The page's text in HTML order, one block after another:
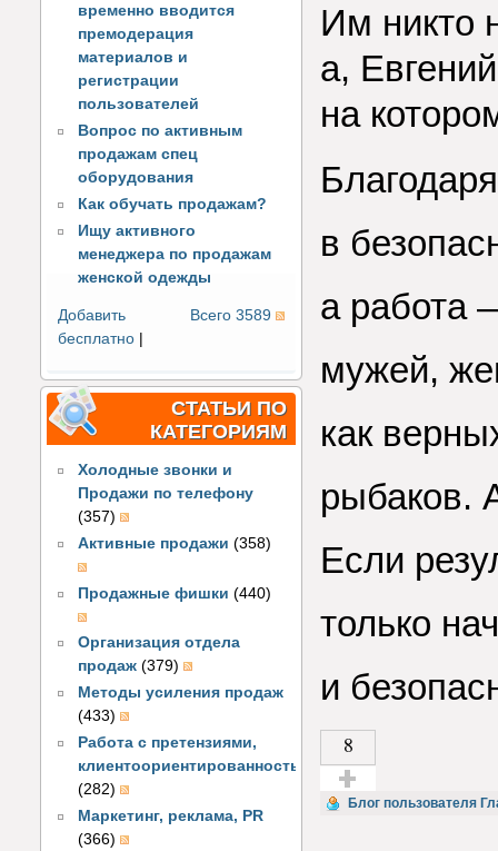
временно вводится
премодерация
материалов и
регистрации
пользователей
Вопрос по активным
продажам спец
оборудования
Как обучать продажам?
Ищу активного
менеджера по продажам
женской одежды
Всего 3589
Добавить
бесплатно |
СТАТЬИ ПО
КАТЕГОРИЯМ
Холодные звонки и
Продажи по телефону
(357)
Активные продажи (358)
Продажные фишки (440)
Организация отдела
продаж (379)
Методы усиления продаж
(433)
Работа с претензиями,
клиентоориентированность
(282)
Маркетинг, реклама, PR
(366)
Им никто
а,
на
в
а работа
мужей,
как
рыбаков.
Если
только
и
8
Голос за!
Блог пользователя